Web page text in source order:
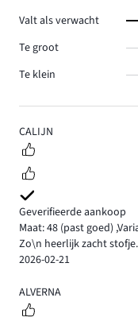
5
CALIJN
Geverifieerde aankoop
Maat: 48 (past goed) ,
Zo\n heerlijk zacht
2026-02-21
5
ALVERNA
Valt als verwacht
Te groot
Te klein